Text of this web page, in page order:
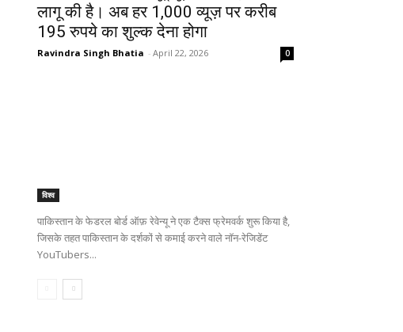
लागू की है। अब हर 1,000 व्यूज़ पर करीब
195 रुपये का शुल्क देना होगा
Ravindra Singh Bhatia - April 22, 2026 0
विश्व
पाकिस्तान के फेडरल बोर्ड ऑफ़ रेवेन्यू ने एक टैक्स फ्रेमवर्क शुरू किया है,
जिसके तहत पाकिस्तान के दर्शकों से कमाई करने वाले नॉन-रेजिडेंट
YouTubers...